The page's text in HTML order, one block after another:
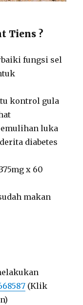
Tiens ?
fungsi sel
kontrol gula
luka
diabetes
375mg x 60
makan
(Klik